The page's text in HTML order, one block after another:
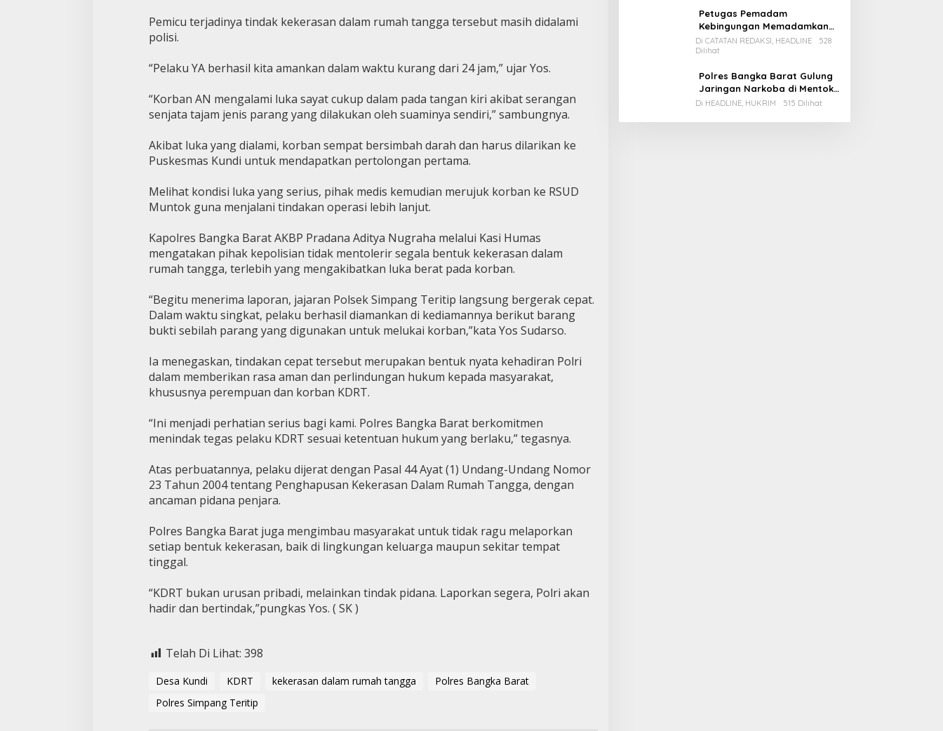
Pemicu terjadinya tindak kekerasan dalam rumah tangga tersebut masih didalami
polisi.
“Pelaku YA berhasil kita amankan dalam waktu kurang dari 24 jam,” ujar Yos.
“Korban AN mengalami luka sayat cukup dalam pada tangan kiri akibat serangan
senjata tajam jenis parang yang dilakukan oleh suaminya sendiri,” sambungnya.
Akibat luka yang dialami, korban sempat bersimbah darah dan harus dilarikan ke
Puskesmas Kundi untuk mendapatkan pertolongan pertama.
Melihat kondisi luka yang serius, pihak medis kemudian merujuk korban ke RSUD
Muntok guna menjalani tindakan operasi lebih lanjut.
Kapolres Bangka Barat AKBP Pradana Aditya Nugraha melalui Kasi Humas
mengatakan pihak kepolisian tidak mentolerir segala bentuk kekerasan dalam
rumah tangga, terlebih yang mengakibatkan luka berat pada korban.
“Begitu menerima laporan, jajaran Polsek Simpang Teritip langsung bergerak cepat.
Dalam waktu singkat, pelaku berhasil diamankan di kediamannya berikut barang
bukti sebilah parang yang digunakan untuk melukai korban,”kata Yos Sudarso.
Ia menegaskan, tindakan cepat tersebut merupakan bentuk nyata kehadiran Polri
dalam memberikan rasa aman dan perlindungan hukum kepada masyarakat,
khususnya perempuan dan korban KDRT.
“Ini menjadi perhatian serius bagi kami. Polres Bangka Barat berkomitmen
menindak tegas pelaku KDRT sesuai ketentuan hukum yang berlaku,” tegasnya.
Atas perbuatannya, pelaku dijerat dengan Pasal 44 Ayat (1) Undang-Undang Nomor
23 Tahun 2004 tentang Penghapusan Kekerasan Dalam Rumah Tangga, dengan
ancaman pidana penjara.
Polres Bangka Barat juga mengimbau masyarakat untuk tidak ragu melaporkan
setiap bentuk kekerasan, baik di lingkungan keluarga maupun sekitar tempat
tinggal.
“KDRT bukan urusan pribadi, melainkan tindak pidana. Laporkan segera, Polri akan
hadir dan bertindak,”pungkas Yos. ( SK )
Telah Di Lihat: 398
Desa Kundi KDRT kekerasan dalam rumah tangga
Polres Bangka Barat
Polres Simpang Teritip
Petugas Pemadam
Kebingungan Memadamkan
Apinya Sendiri
Di CATATAN REDAKSI, HEADLINE
528
Dilihat
Polres Bangka Barat Gulung
Jaringan Narkoba di Mentok,
2 Pemain Besar Diamankan, 1
Di HEADLINE, HUKRIM 515 Dilihat